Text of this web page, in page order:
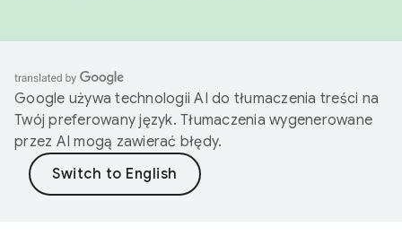
Google używa technologii AI do tłumaczenia treści na
Twój preferowany język. Tłumaczenia wygenerowane
przez AI mogą zawierać błędy.